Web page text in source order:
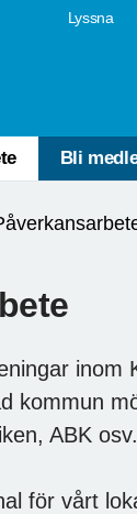
Lyssna
Bli
inom
kommun
ABK osv.
för vårt